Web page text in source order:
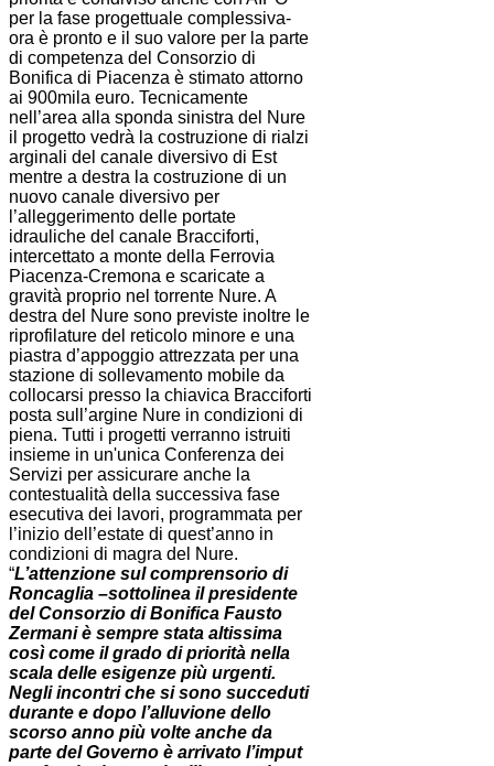
per la fase progettuale complessiva-
ora è pronto e il suo valore per la parte
di competenza del Consorzio di
Bonifica di Piacenza è stimato attorno
ai 900mila euro. Tecnicamente
nell’area alla sponda sinistra del Nure
il progetto vedrà la costruzione di rialzi
arginali del canale diversivo di Est
mentre a destra la costruzione di un
nuovo canale diversivo per
l’alleggerimento delle portate
idrauliche del canale Bracciforti,
intercettato a monte della Ferrovia
Piacenza-Cremona e scaricate a
gravità proprio nel torrente Nure. A
destra del Nure sono previste inoltre le
riprofilature del reticolo minore e una
piastra d’appoggio attrezzata per una
stazione di sollevamento mobile da
collocarsi presso la chiavica Bracciforti
posta sull’argine Nure in condizioni di
piena. Tutti i progetti verranno istruiti
insieme in un'unica Conferenza dei
Servizi per assicurare anche la
contestualità della successiva fase
esecutiva dei lavori, programmata per
l’inizio dell’estate di quest’anno in
condizioni di magra del Nure.
“L’attenzione sul comprensorio di
Roncaglia –sottolinea il presidente
del Consorzio di Bonifica Fausto
Zermani è sempre stata altissima
così come il grado di priorità nella
scala delle esigenze più urgenti.
Negli incontri che si sono succeduti
durante e dopo l’alluvione dello
scorso anno più volte anche da
parte del Governo è arrivato l’imput